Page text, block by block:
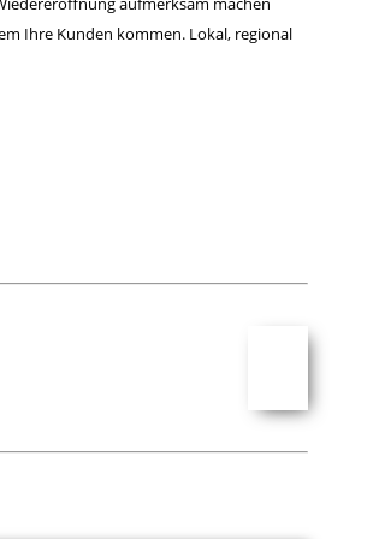
Ihre Kunden kommen. Lokal, regional